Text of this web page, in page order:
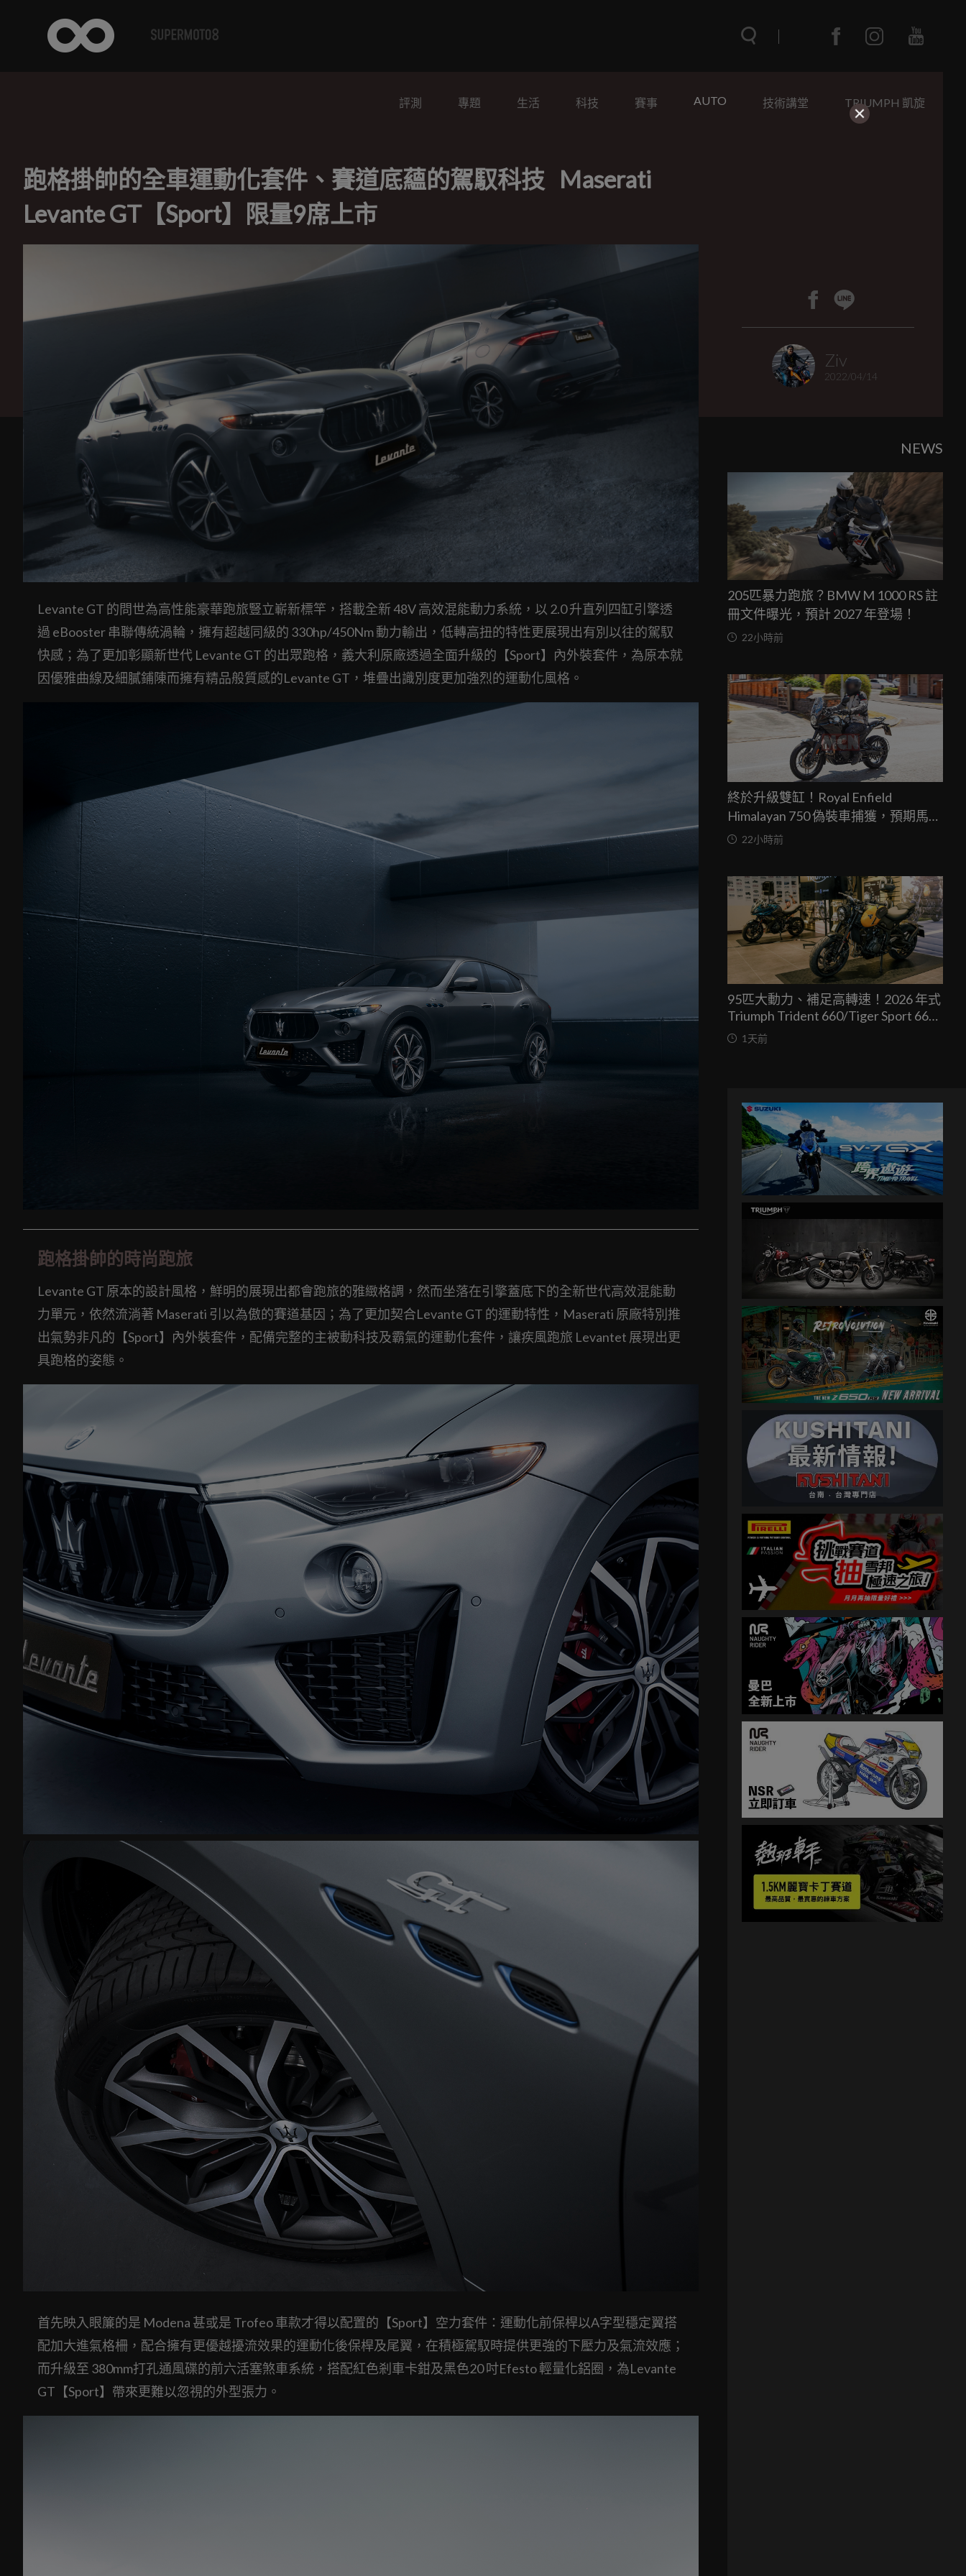
評測 專題 生活 科技 賽事 AUTO 技術講堂 TRIUMPH 凱旋
跑格掛帥的全車運動化套件、賽道底蘊的駕馭科技 Maserati
Levante GT【Sport】限量9席上市
Ziv
2022/04/14
Levante GT 的問世為高性能豪華跑旅豎立嶄新標竿，搭載全新 48V 高效混能動力系統，以 2.0 升直列四缸引擎透
過 eBooster 串聯傳統渦輪，擁有超越同級的 330hp/450Nm 動力輸出，低轉高扭的特性更展現出有別以往的駕馭
快感；為了更加彰顯新世代 Levante GT 的出眾跑格，義大利原廠透過全面升級的【Sport】內外裝套件，為原本就
因優雅曲線及細膩鋪陳而擁有精品般質感的Levante GT，堆疊出識別度更加強烈的運動化風格。
跑格掛帥的時尚跑旅
Levante GT 原本的設計風格，鮮明的展現出都會跑旅的雅緻格調，然而坐落在引擎蓋底下的全新世代高效混能動
力單元，依然流淌著 Maserati 引以為傲的賽道基因；為了更加契合Levante GT 的運動特性，Maserati 原廠特別推
出氣勢非凡的【Sport】內外裝套件，配備完整的主被動科技及霸氣的運動化套件，讓疾風跑旅 Levantet 展現出更
具跑格的姿態。
首先映入眼簾的是 Modena 甚或是 Trofeo 車款才得以配置的【Sport】空力套件：運動化前保桿以A字型穩定翼搭
配加大進氣格柵，配合擁有更優越擾流效果的運動化後保桿及尾翼，在積極駕馭時提供更強的下壓力及氣流效應；
而升級至 380mm打孔通風碟的前六活塞煞車系統，搭配紅色剎車卡鉗及黑色20 吋Efesto 輕量化鋁圈，為Levante
GT【Sport】帶來更難以忽視的外型張力。
NEWS
205匹暴力跑旅？BMW M 1000 RS 註
冊文件曝光，預計 2027 年登場！
22小時前
終於升級雙缸！Royal Enfield
Himalayan 750 偽裝車捕獲，預期馬力
突破67匹，最快米蘭車展亮相
22小時前
95匹大動力、補足高轉速！2026 年式
Triumph Trident 660/Tiger Sport 660
兩車均一價 39.9 萬台灣發表
1天前